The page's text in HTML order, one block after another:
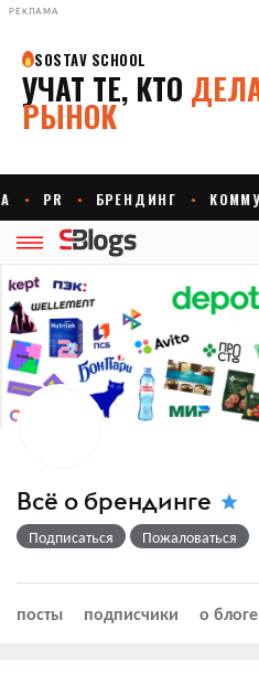
РЕКЛАМА
Всё о брендинге
Подписаться Пожаловаться
посты подписчики о блоге